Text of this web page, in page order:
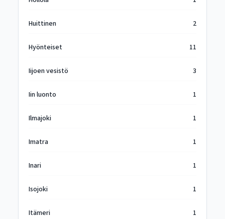
Huittinen 2
Hyönteiset 11
Iijoen vesistö 3
Iin luonto 1
Ilmajoki 1
Imatra 1
Inari 1
Isojoki 1
Itämeri 1